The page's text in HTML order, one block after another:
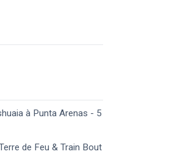
à Punta Arenas - 5
de Feu & Train Bout